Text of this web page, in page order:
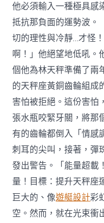
他必須輸入一種極具感
抵抗那負面的運勢波。
切的理性與冷靜…才怪
啊！」他絕望地低吼。
個他為林天秤準備了兩
的天秤座黃銅齒輪組成
害怕被拒絕。這份害怕
張水瓶咬緊牙關，將那
有的齒輪都倒入「情感
刺耳的尖叫，接著，彈
發出警告。「能量超載
量！目標：提升天秤座
巨大的、像遊艇設計彩
空。然而，就在光束衝